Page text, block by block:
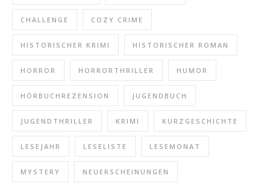
CHALLENGE COZY CRIME
HISTORISCHER KRIMI HISTORISCHER ROMAN
HORROR HORRORTHRILLER HUMOR
HÖRBUCHREZENSION JUGENDBUCH
JUGENDTHRILLER KRIMI KURZGESCHICHTE
LESEJAHR LESELISTE LESEMONAT
MYSTERY NEUERSCHEINUNGEN